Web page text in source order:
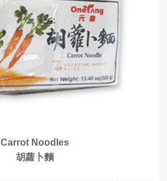
Carrot Noodles
胡蘿卜麵